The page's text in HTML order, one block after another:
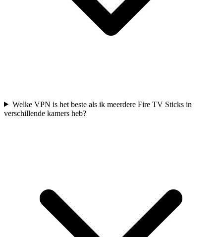
Welke VPN is het beste als ik meerdere Fire TV Sticks in
verschillende kamers heb?